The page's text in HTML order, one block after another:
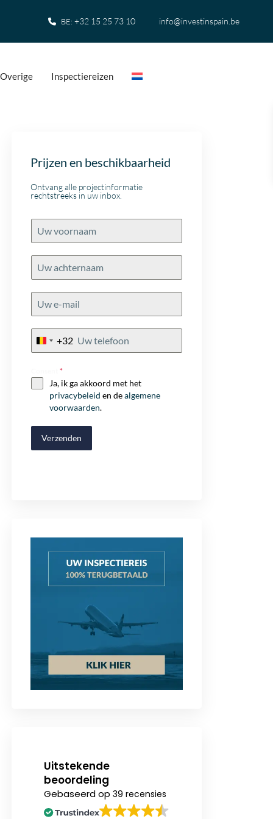
BE:+32 15 25 73 10 info@investinspain.be
Overige Inspectiereizen
Prijzen en beschikbaarheid
Ontvang alle projectinformatie
rechtstreeks in uw inbox.
Belgium
+32
*
Ja, ik ga akkoord met het
privacybeleid en dealgemene
voorwaarden.
Verzenden
Uitstekende
beoordeling
Gebaseerd op 39 recensies